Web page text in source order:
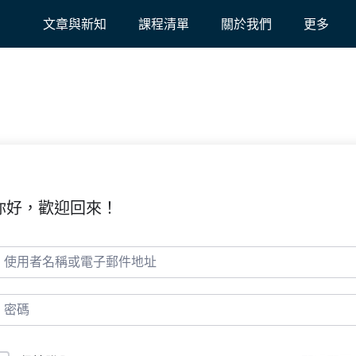
文章與新知 課程清單 關於我們 更多
好，歡迎回來！